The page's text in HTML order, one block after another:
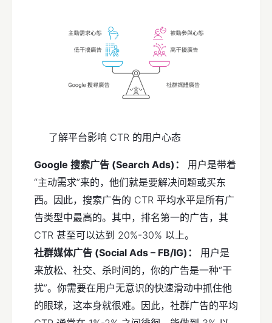
了解平台影响 CTR 的用户心态
Google 搜索广告 (Search Ads)：
用户是带着
“主动需求”来的，他们就是要解决问题或买东
西。因此，搜索广告的 CTR 平均水平是所有广
告类型中最高的。其中，排名第一的广告，其
CTR 甚至可以达到 20%-30% 以上。
社群媒体广告 (Social Ads – FB/IG)：
用户是
来放松、社交、杀时间的，你的广告是一种“干
扰”。你需要在用户无意识的快速滑动中抓住他
的眼球，这本身就很难。因此，社群广告的平均